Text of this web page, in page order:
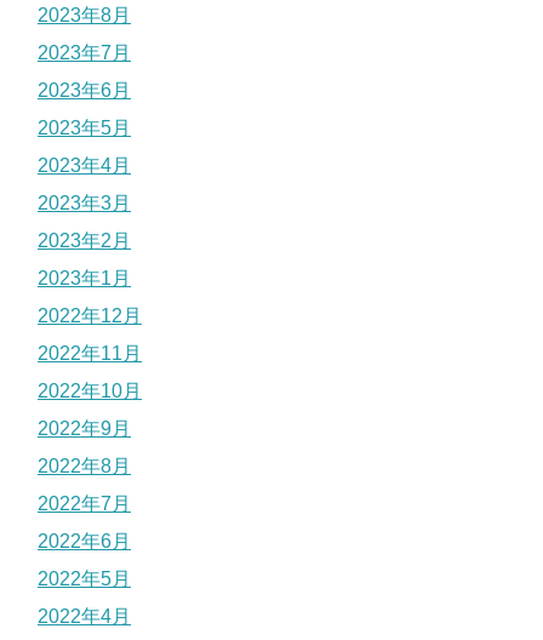
2023年8月
2023年7月
2023年6月
2023年5月
2023年4月
2023年3月
2023年2月
2023年1月
2022年12月
2022年11月
2022年10月
2022年9月
2022年8月
2022年7月
2022年6月
2022年5月
2022年4月